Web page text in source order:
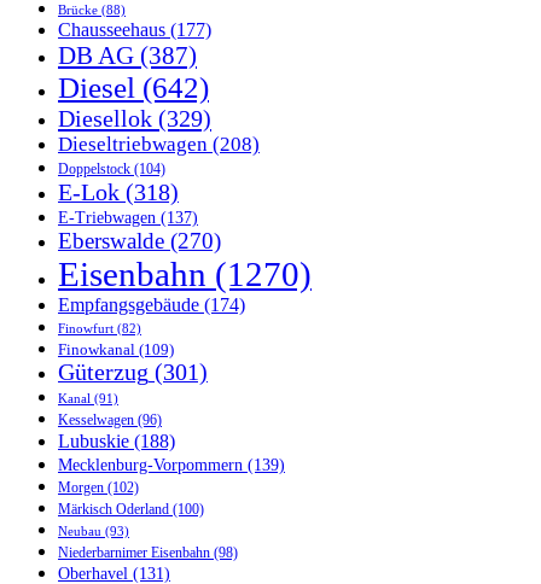
Brücke (88)
Chausseehaus (177)
DB AG (387)
Diesel (642)
Diesellok (329)
Dieseltriebwagen (208)
Doppelstock (104)
E-Lok (318)
E-Triebwagen (137)
Eberswalde (270)
Eisenbahn (1270)
Empfangsgebäude (174)
Finowfurt (82)
Finowkanal (109)
Güterzug (301)
Kanal (91)
Kesselwagen (96)
Lubuskie (188)
Mecklenburg-Vorpommern (139)
Morgen (102)
Märkisch Oderland (100)
Neubau (93)
Niederbarnimer Eisenbahn (98)
Oberhavel (131)